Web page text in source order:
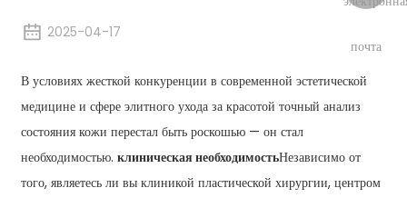
2025-04-17
В условиях жесткой конкуренции в современной эстетической
медицине и сфере элитного ухода за красотой точный анализ
состояния кожи перестал быть роскошью — он стал
необходимостью. клиническая необходимостьНезависимо от
того, являетесь ли вы клиникой пластической хирургии, центром